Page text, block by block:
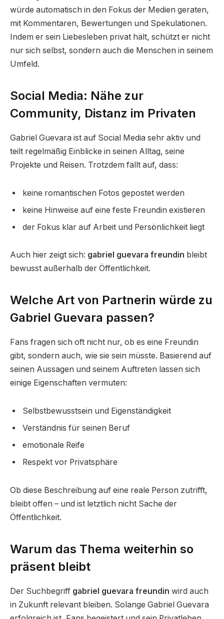
würde automatisch in den Fokus der Medien geraten,
mit Kommentaren, Bewertungen und Spekulationen.
Indem er sein Liebesleben privat hält, schützt er nicht
nur sich selbst, sondern auch die Menschen in seinem
Umfeld.
Social Media: Nähe zur
Community, Distanz im Privaten
Gabriel Guevara ist auf Social Media sehr aktiv und
teilt regelmäßig Einblicke in seinen Alltag, seine
Projekte und Reisen. Trotzdem fällt auf, dass:
keine romantischen Fotos gepostet werden
keine Hinweise auf eine feste Freundin existieren
der Fokus klar auf Arbeit und Persönlichkeit liegt
Auch hier zeigt sich: gabriel guevara freundin bleibt
bewusst außerhalb der Öffentlichkeit.
Welche Art von Partnerin würde zu
Gabriel Guevara passen?
Fans fragen sich oft nicht nur, ob es eine Freundin
gibt, sondern auch, wie sie sein müsste. Basierend auf
seinen Aussagen und seinem Auftreten lassen sich
einige Eigenschaften vermuten:
Selbstbewusstsein und Eigenständigkeit
Verständnis für seinen Beruf
emotionale Reife
Respekt vor Privatsphäre
Ob diese Beschreibung auf eine reale Person zutrifft,
bleibt offen – und ist letztlich nicht Sache der
Öffentlichkeit.
Warum das Thema weiterhin so
präsent bleibt
Der Suchbegriff gabriel guevara freundin wird auch
in Zukunft relevant bleiben. Solange Gabriel Guevara